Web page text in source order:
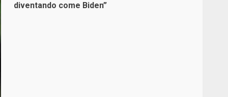
diventando come Biden”